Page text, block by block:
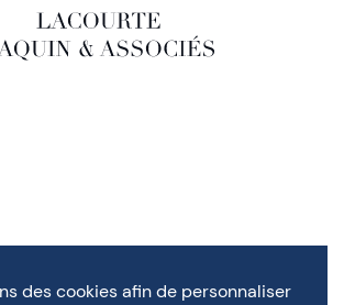
RAQUIN & ASSOCIÉS
des cookies afin de personnaliser